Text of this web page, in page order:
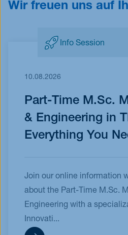
Wir freuen uns auf
Info Session
10.08.2026
Part-Time M.Sc.
& Engineering in
Everything You
Join our online information
about the Part-Time M.Sc.
Engineering with a
Innovati...